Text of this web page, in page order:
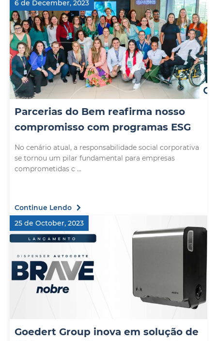
6 de December, 2023
Parcerias do Bem reafirma nosso
compromisso com programas ESG
No cenário atual, a responsabilidade social corporativa
se tornou um pilar fundamental para empresas
comprometidas c ...
Continue Lendo
25 de October, 2023
Goedert Group inova em solução de